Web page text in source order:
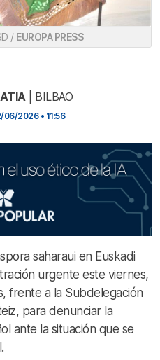
/ EUROPA PRESS
| BILBAO
06/2026 • 11:56
saharaui en Euskadi
urgente este viernes,
frente a la Subdelegación
para denunciar la
ante la situación que se